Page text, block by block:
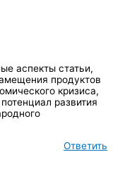
аспекты статьи,
продуктов
кризиса,
развития
Ответить